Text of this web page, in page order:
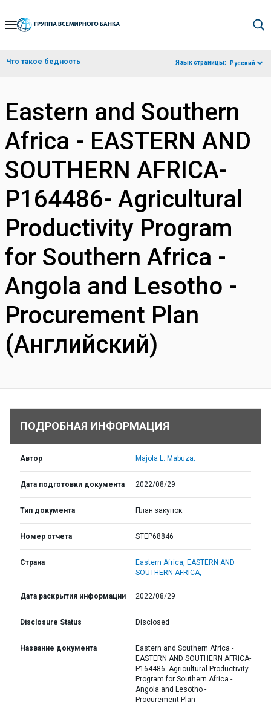
Skip
Navigation
Что такое бедность Язык страницы: Русский
Eastern and Southern
Africa - EASTERN AND
SOUTHERN AFRICA-
P164486- Agricultural
Productivity Program
for Southern Africa -
Angola and Lesotho -
Procurement Plan
(Английский)
ПОДРОБНАЯ ИНФОРМАЦИЯ
Автор Majola L. Mabuza;
Дата подготовки документа 2022/08/29
Тип документа План закупок
Номер отчета STEP68846
Страна Eastern Africa, EASTERN AND
SOUTHERN AFRICA,
Дата раскрытия информации 2022/08/29
Disclosure Status Disclosed
Название документа
Eastern and Southern Africa -
EASTERN AND SOUTHERN AFRICA-
P164486- Agricultural Productivity
Program for Southern Africa -
Angola and Lesotho -
Procurement Plan